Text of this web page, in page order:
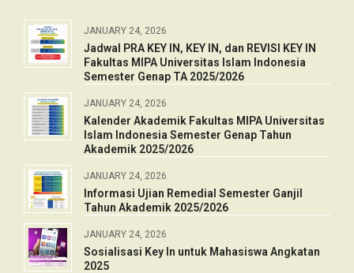
JANUARY 24, 2026
Jadwal PRA KEY IN, KEY IN, dan REVISI KEY IN
Fakultas MIPA Universitas Islam Indonesia
Semester Genap TA 2025/2026
JANUARY 24, 2026
Kalender Akademik Fakultas MIPA Universitas
Islam Indonesia Semester Genap Tahun
Akademik 2025/2026
JANUARY 24, 2026
Informasi Ujian Remedial Semester Ganjil
Tahun Akademik 2025/2026
JANUARY 24, 2026
Sosialisasi Key In untuk Mahasiswa Angkatan
2025